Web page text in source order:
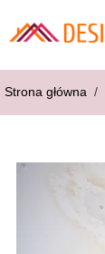
Strona główna /